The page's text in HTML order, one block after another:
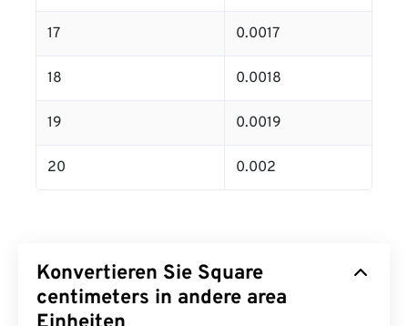
17 0.0017
18 0.0018
19 0.0019
20 0.002
Konvertieren Sie Square
centimeters in andere area